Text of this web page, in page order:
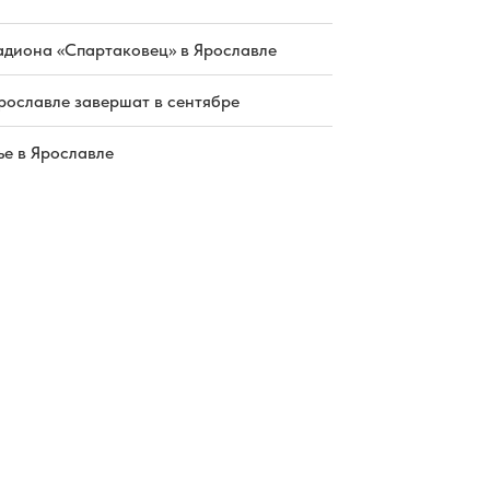
«Спартаковец» в Ярославле
завершат в сентябре
в Ярославле